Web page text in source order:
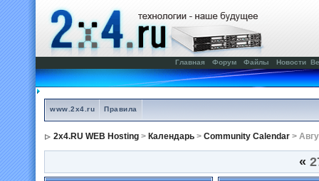
Главная Форум Файлы Новости
www.2x4.ru Правила
2x4.RU WEB Hosting > Календарь > Community Calendar >
«